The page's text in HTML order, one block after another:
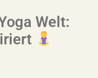
Welt: